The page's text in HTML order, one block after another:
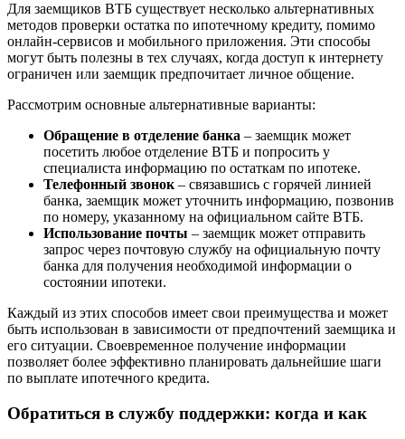
Для заемщиков ВТБ существует несколько альтернативных
методов проверки остатка по ипотечному кредиту, помимо
онлайн-сервисов и мобильного приложения. Эти способы
могут быть полезны в тех случаях, когда доступ к интернету
ограничен или заемщик предпочитает личное общение.
Рассмотрим основные альтернативные варианты:
Обращение в отделение банка – заемщик может
посетить любое отделение ВТБ и попросить у
специалиста информацию по остаткам по ипотеке.
Телефонный звонок– связавшись с горячей линией
банка, заемщик может уточнить информацию, позвонив
по номеру, указанному на официальном сайте ВТБ.
Использование почты – заемщик может отправить
запрос через почтовую службу на официальную почту
банка для получения необходимой информации о
состоянии ипотеки.
Каждый из этих способов имеет свои преимущества и может
быть использован в зависимости от предпочтений заемщика и
его ситуации. Своевременное получение информации
позволяет более эффективно планировать дальнейшие шаги
по выплате ипотечного кредита.
Обратиться в службу поддержки: когда и как